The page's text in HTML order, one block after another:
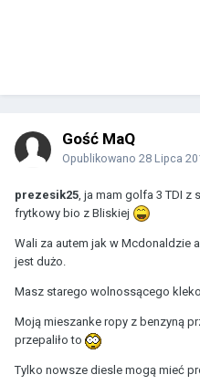
Gość MaQ
Opublikowano 28 Lipca
prezesik25 , ja mam golfa 3 TDI z
frytkowy bio z Bliskiej
Wali za autem jak w Mcdonaldzie
jest dużo.
Masz starego wolnossącego
Moją mieszanke ropy z benzyną
przepaliło to
Tylko nowsze diesle mogą mieć